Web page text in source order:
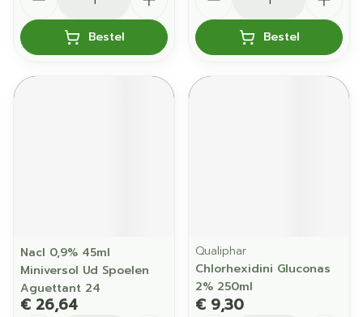
Bestel Bestel
Nacl 0,9% 45ml
Miniversol Ud Spoelen
Aguettant 24
€ 26,64
Qualiphar
Chlorhexidini Gluconas
2% 250ml
€ 9,30